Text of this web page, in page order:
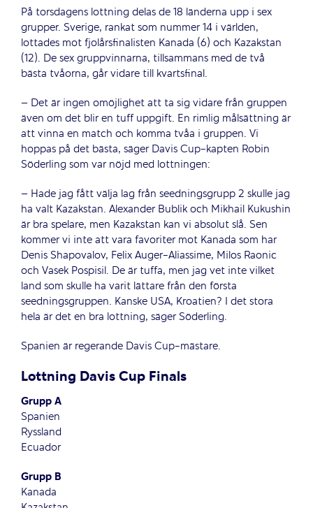
På torsdagens lottning delas de 18 länderna upp i sex
grupper. Sverige, rankat som nummer 14 i världen,
lottades mot fjolårsfinalisten Kanada (6) och Kazakstan
(12). De sex gruppvinnarna, tillsammans med de två
bästa tvåorna, går vidare till kvartsfinal.
– Det är ingen omöjlighet att ta sig vidare från gruppen
även om det blir en tuff uppgift. En rimlig målsättning är
att vinna en match och komma tvåa i gruppen. Vi
hoppas på det bästa, säger Davis Cup-kapten Robin
Söderling som var nöjd med lottningen:
– Hade jag fått välja lag från seedningsgrupp 2 skulle jag
ha valt Kazakstan. Alexander Bublik och Mikhail Kukushin
är bra spelare, men Kazakstan kan vi absolut slå. Sen
kommer vi inte att vara favoriter mot Kanada som har
Denis Shapovalov, Felix Auger-Aliassime, Milos Raonic
och Vasek Pospisil. De är tuffa, men jag vet inte vilket
land som skulle ha varit lättare från den första
seedningsgruppen. Kanske USA, Kroatien? I det stora
hela är det en bra lottning, säger Söderling.
Spanien är regerande Davis Cup-mästare.
Lottning Davis Cup Finals
Grupp A
Spanien
Ryssland
Ecuador
Grupp B
Kanada